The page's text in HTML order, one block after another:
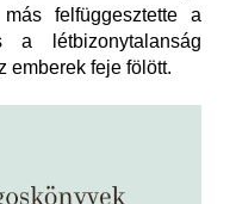
felfüggesztette a
létbizonytalanság
emberek feje fölött.